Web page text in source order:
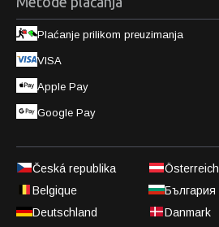
Plaćanje prilikom preuzimanja
VISA
Apple Pay
Google Pay
Česká republika
Österreich
Belgique
България
Deutschland
Danmark